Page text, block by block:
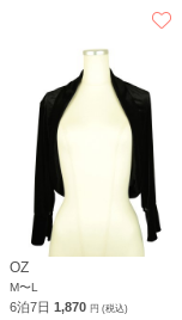
OZ
M〜L
6泊7日 1,870 円 (税込)